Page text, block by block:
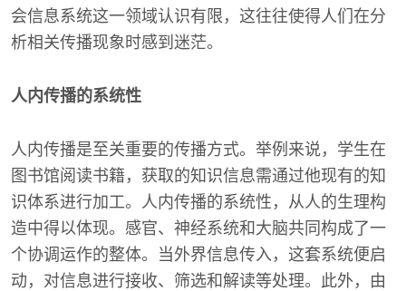
会信息系统这一领域认识有限，这往往使得人们在分
析相关传播现象时感到迷茫。
人内传播的系统性
人内传播是至关重要的传播方式。举例来说，学生在
图书馆阅读书籍，获取的知识信息需通过他现有的知
识体系进行加工。人内传播的系统性，从人的生理构
造中得以体现。感官、神经系统和大脑共同构成了一
个协调运作的整体。当外界信息传入，这套系统便启
动，对信息进行接收、筛选和解读等处理。此外，由